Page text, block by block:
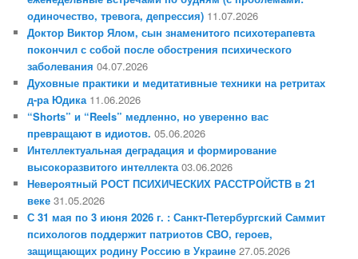
одиночество, тревога, депрессия) 11.07.2026
Доктор Виктор Ялом, сын знаменитого психотерапевта
покончил с собой после обострения психического
заболевания 04.07.2026
Духовные практики и медитативные техники на ретритах
д-ра Юдика 11.06.2026
“Shorts” и “Reels” медленно, но уверенно вас
превращают в идиотов. 05.06.2026
Интеллектуальная деградация и формирование
высокоразвитого интеллекта 03.06.2026
Невероятный РОСТ ПСИХИЧЕСКИХ РАССТРОЙСТВ в 21
веке 31.05.2026
С 31 мая по 3 июня 2026 г. : Санкт-Петербургский Саммит
психологов поддержит патриотов СВО, героев,
защищающих родину Россию в Украине 27.05.2026